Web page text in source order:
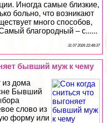
Иногда самые близкие,
больно, что возникают
много способов,
благородный – с......
31 07 2026 22:48:37
бывший муж к чему
дома
Бывший
слово из
форму или